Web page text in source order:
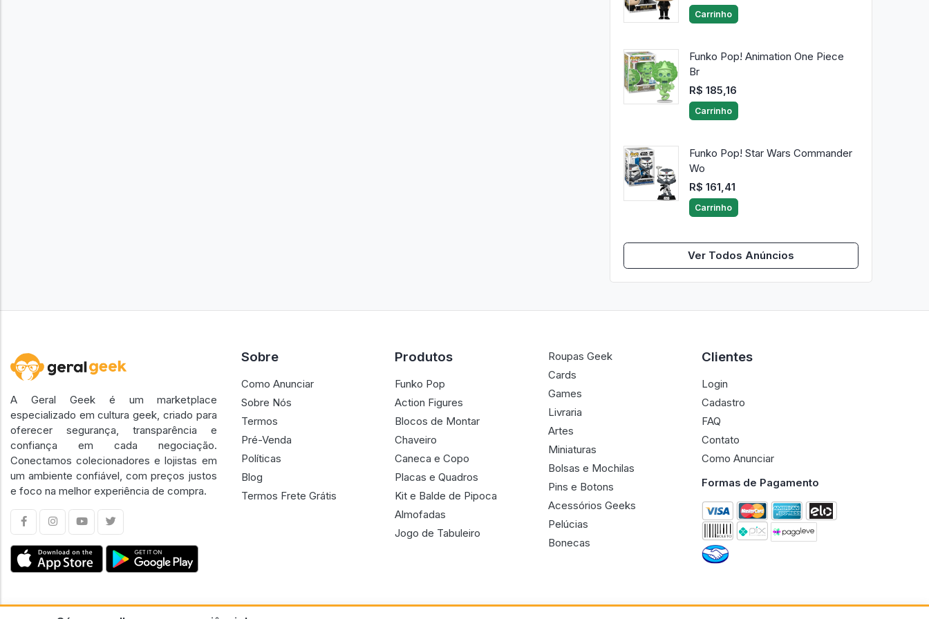
Carrinho
Funko Pop! Animation One Piece
Br
R$ 185,16
Carrinho
Funko Pop! Star Wars Commander
Wo
R$ 161,41
Carrinho
Ver Todos Anúncios
A Geral Geek é um marketplace
especializado em cultura geek, criado para
oferecer segurança, transparência e
confiança em cada negociação.
Conectamos colecionadores e lojistas em
um ambiente confiável, com preços justos
e foco na melhor experiência de compra.
Sobre
Como Anunciar
Sobre Nós
Termos
Pré-Venda
Políticas
Blog
Termos Frete Grátis
Produtos
Funko Pop
Action Figures
Blocos de Montar
Chaveiro
Caneca e Copo
Placas e Quadros
Kit e Balde de Pipoca
Almofadas
Jogo de Tabuleiro
Roupas Geek
Cards
Games
Livraria
Artes
Miniaturas
Bolsas e Mochilas
Pins e Botons
Acessórios Geeks
Pelúcias
Bonecas
Clientes
Login
Cadastro
FAQ
Contato
Como Anunciar
Formas de Pagamento